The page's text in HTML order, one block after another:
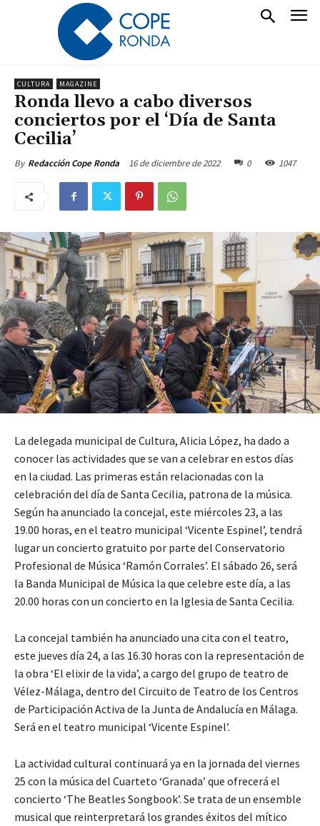
CULTURA MAGAZINE
Ronda llevo a cabo diversos
conciertos por el ‘Día de Santa
Cecilia’
By Redacción Cope Ronda 16 de diciembre de 2022 0 1047
La delegada municipal de Cultura, Alicia López, ha dado a
conocer las actividades que se van a celebrar en estos días
en la ciudad. Las primeras están relacionadas con la
celebración del día de Santa Cecilia, patrona de la música.
Según ha anunciado la concejal, este miércoles 23, a las
19.00 horas, en el teatro municipal ‘Vicente Espinel’, tendrá
lugar un concierto gratuito por parte del Conservatorio
Profesional de Música ‘Ramón Corrales’. El sábado 26, será
la Banda Municipal de Música la que celebre este día, a las
20.00 horas con un concierto en la Iglesia de Santa Cecilia.
La concejal también ha anunciado una cita con el teatro,
este jueves día 24, a las 16.30 horas con la representación de
la obra ‘El elixir de la vida’, a cargo del grupo de teatro de
Vélez-Málaga, dentro del Circuito de Teatro de los Centros
de Participación Activa de la Junta de Andalucía en Málaga.
Será en el teatro municipal ‘Vicente Espinel’.
La actividad cultural continuará ya en la jornada del viernes
25 con la música del Cuarteto ‘Granada’ que ofrecerá el
concierto ‘The Beatles Songbook’. Se trata de un ensemble
musical que reinterpretará los grandes éxitos del mítico